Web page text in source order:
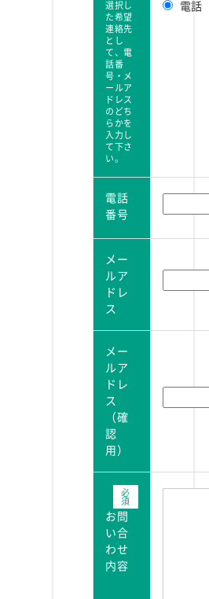
選択し
た希望
連絡先
とし
て、電
話番
号・メ
ールア
ドレス
のどち
らかを
入力し
て下さ
い。
電話
電話
番号
メー
ルア
ドレ
ス
メー
ルア
ドレ
ス
（確
認
用）
お問
い合
わせ
内容